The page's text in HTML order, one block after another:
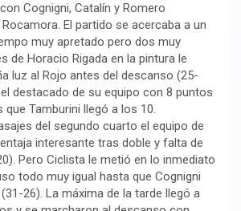
Cognigni, Catalín y Romero
El partido se acercaba a un
muy apretado pero dos muy
de Horacio Rigada en la pintura le
luz al Rojo antes del descanso (25-
destacado de su equipo con 8 puntos
Tamburini llegó a los 10.
del segundo cuarto el equipo de
interesante tras doble y falta de
Pero Ciclista le metió en lo inmediato
todo muy igual hasta que Cognigni
26). La máxima de la tarde llegó a